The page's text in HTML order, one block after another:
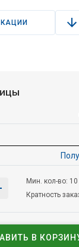
Мин. кол-во: 10
Кратность
В